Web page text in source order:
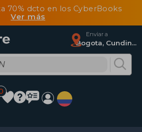
70% dcto en los CyberBooks
Ver más
Enviar a
Bogota, Cundinamarca